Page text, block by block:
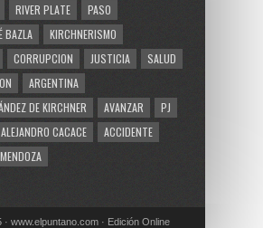
RIVER PLATE
PASO
BAZLA
KIRCHNERISMO
CORRUPCION JUSTICIA
SALUD
ARGENTINA
DE KIRCHNER
AVANZAR
PJ
ALEJANDRO CACACE
ACCIDENTE
MENDOZA
www.elpuntano.com · Edición Online